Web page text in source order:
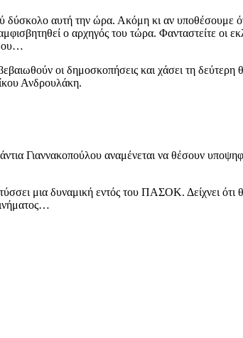
δύσκολο αυτή την ώρα. Ακόμη κι αν υποθέσουμε
ο αρχηγός του τώρα. Φανταστείτε οι
οι δημοσκοπήσεις και χάσει τη
Ανδρουλάκη.
Γιαννακοπούλου αναμένεται να θέσουν
μια δυναμική εντός του ΠΑΣΟΚ. Δείχνει ότι